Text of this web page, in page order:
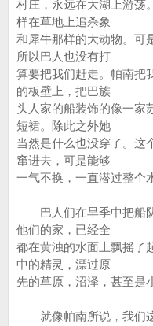
村庄，永远在大湖上游荡
样在草地上追杀象
和犀牛那样的大动物。可
所以巴人也没有打
算要把我们赶走。帕南把
的板壁上，把巴族
头人家的船装饰的像一家
短裙。除此之外她
当然是什么也没穿了。这
窜进去，可是能够
一气不换，一直潜过整个
巴人们在旱季中把船队
他们的家，已经全
都在黄浊的水面上飘摇了
中的精灵，漂过原
先的草原，沼泽，甚至是
就像帕南所说，我们这